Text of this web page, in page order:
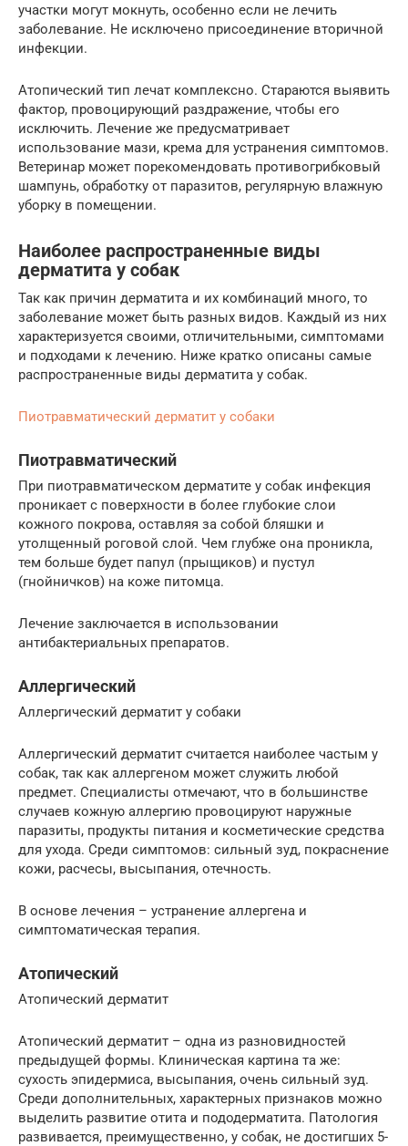
участки могут мокнуть, особенно если не лечить
заболевание. Не исключено присоединение вторичной
инфекции.
Атопический тип лечат комплексно. Стараются выявить
фактор, провоцирующий раздражение, чтобы его
исключить. Лечение же предусматривает
использование мази, крема для устранения симптомов.
Ветеринар может порекомендовать противогрибковый
шампунь, обработку от паразитов, регулярную влажную
уборку в помещении.
Наиболее распространенные виды
дерматита у собак
Так как причин дерматита и их комбинаций много, то
заболевание может быть разных видов. Каждый из них
характеризуется своими, отличительными, симптомами
и подходами к лечению. Ниже кратко описаны самые
распространенные виды дерматита у собак.
Пиотравматический дерматит у собаки
Пиотравматический
При пиотравматическом дерматите у собак инфекция
проникает с поверхности в более глубокие слои
кожного покрова, оставляя за собой бляшки и
утолщенный роговой слой. Чем глубже она проникла,
тем больше будет папул (прыщиков) и пустул
(гнойничков) на коже питомца.
Лечение заключается в использовании
антибактериальных препаратов.
Аллергический
Аллергический дерматит у собаки
Аллергический дерматит считается наиболее частым у
собак, так как аллергеном может служить любой
предмет. Специалисты отмечают, что в большинстве
случаев кожную аллергию провоцируют наружные
паразиты, продукты питания и косметические средства
для ухода. Среди симптомов: сильный зуд, покраснение
кожи, расчесы, высыпания, отечность.
В основе лечения – устранение аллергена и
симптоматическая терапия.
Атопический
Атопический дерматит
Атопический дерматит – одна из разновидностей
предыдущей формы. Клиническая картина та же:
сухость эпидермиса, высыпания, очень сильный зуд.
Среди дополнительных, характерных признаков можно
выделить развитие отита и пододерматита. Патология
развивается, преимущественно, у собак, не достигших 5-